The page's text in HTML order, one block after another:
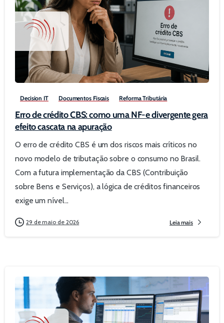
Decision IT Documentos Fiscais Reforma Tributária
Erro de crédito CBS: como uma NF-e divergente gera
efeito cascata na apuração
O erro de crédito CBS é um dos riscos mais críticos no
novo modelo de tributação sobre o consumo no Brasil.
Com a futura implementação da CBS (Contribuição
sobre Bens e Serviços), a lógica de créditos financeiros
exige um nível...
29 de maio de 2026 Leia mais